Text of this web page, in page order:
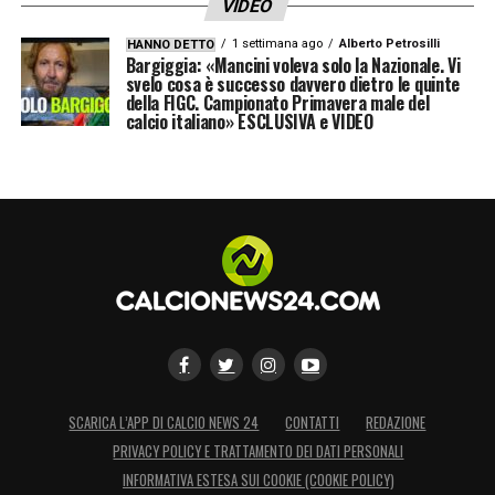
VIDEO
HANNO DETTO 1 settimana ago Alberto Petrosilli
Bargiggia: «Mancini voleva solo la Nazionale. Vi
svelo cosa è successo davvero dietro le quinte
della FIGC. Campionato Primavera male del
calcio italiano» ESCLUSIVA e VIDEO
SCARICA L’APP DI CALCIO NEWS 24 CONTATTI
REDAZIONE
PRIVACY POLICY E TRATTAMENTO DEI DATI PERSONALI
INFORMATIVA ESTESA SUI COOKIE (COOKIE POLICY)